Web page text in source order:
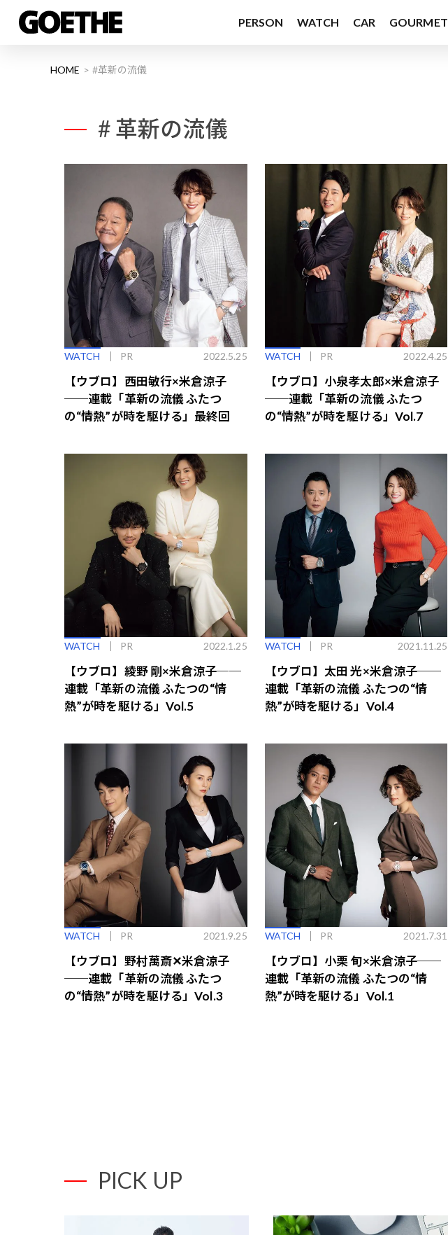
PERSON WATCH CAR GOURMET
HOME #革新の流儀
# 革新の流儀
WATCH PR 2022.5.25
【ウブロ】西田敏行×米倉涼子
──連載「革新の流儀 ふたつ
の“情熱”が時を駆ける」最終回
WATCH PR 2022.4.25
【ウブロ】小泉孝太郎×米倉涼子
──連載「革新の流儀 ふたつ
の“情熱”が時を駆ける」Vol.7
WATCH PR 2022.1.25
【ウブロ】綾野 剛×米倉涼子──
連載「革新の流儀 ふたつの“情
熱”が時を駆ける」Vol.5
WATCH PR 2021.11.25
【ウブロ】太田 光×米倉涼子──
連載「革新の流儀 ふたつの“情
熱”が時を駆ける」Vol.4
WATCH PR 2021.9.25
【ウブロ】野村萬斎✕米倉涼子
──連載「革新の流儀 ふたつ
の“情熱”が時を駆ける」Vol.3
WATCH PR 2021.7.31
【ウブロ】小栗 旬×米倉涼子──
連載「革新の流儀 ふたつの“情
熱”が時を駆ける」Vol.1
PICK UP